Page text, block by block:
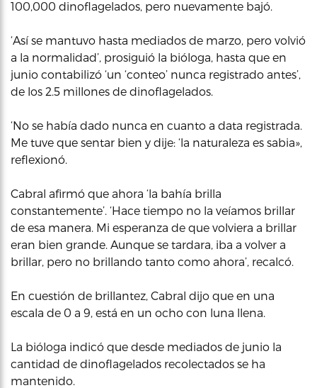
100,000 dinoflagelados, pero nuevamente bajó.
‘Así se mantuvo hasta mediados de marzo, pero volvió
a la normalidad’, prosiguió la bióloga, hasta que en
junio contabilizó ‘un ‘conteo’ nunca registrado antes’,
de los 2.5 millones de dinoflagelados.
‘No se había dado nunca en cuanto a data registrada.
Me tuve que sentar bien y dije: ‘la naturaleza es sabia»,
reflexionó.
Cabral afirmó que ahora ‘la bahía brilla
constantemente’. ‘Hace tiempo no la veíamos brillar
de esa manera. Mi esperanza de que volviera a brillar
eran bien grande. Aunque se tardara, iba a volver a
brillar, pero no brillando tanto como ahora’, recalcó.
En cuestión de brillantez, Cabral dijo que en una
escala de 0 a 9, está en un ocho con luna llena.
La bióloga indicó que desde mediados de junio la
cantidad de dinoflagelados recolectados se ha
mantenido.